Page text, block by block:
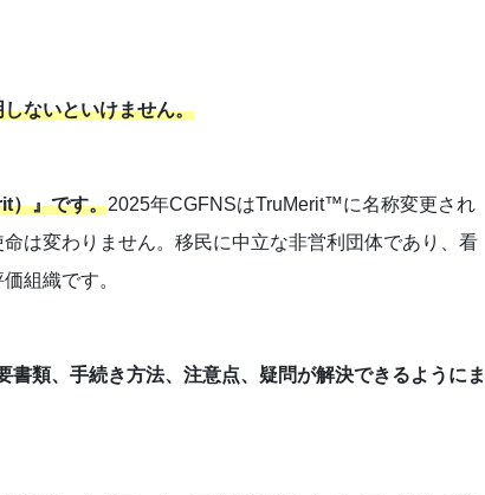
ないといけません。
）』です。2025年CGFNSはTruMerit™に名称変更され
は変わりません。移民に中立な非営利団体であり、看
組織です。
類、手続き方法、注意点、疑問が解決できるようにま